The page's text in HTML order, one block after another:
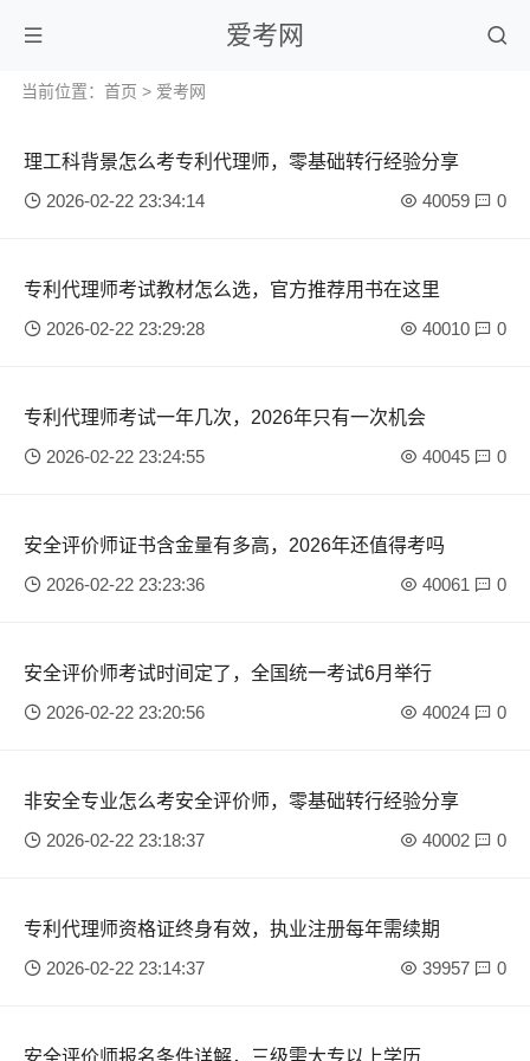
爱考网
当前位置： 首页 > 爱考网
理工科背景怎么考专利代理师，零基础转行经验分享
2026-02-22 23:34:14
40059 0
专利代理师考试教材怎么选，官方推荐用书在这里
2026-02-22 23:29:28
40010 0
专利代理师考试一年几次，2026年只有一次机会
2026-02-22 23:24:55
40045 0
安全评价师证书含金量有多高，2026年还值得考吗
2026-02-22 23:23:36
40061 0
安全评价师考试时间定了，全国统一考试6月举行
2026-02-22 23:20:56
40024 0
非安全专业怎么考安全评价师，零基础转行经验分享
2026-02-22 23:18:37
40002 0
专利代理师资格证终身有效，执业注册每年需续期
2026-02-22 23:14:37
39957 0
安全评价师报名条件详解，三级需大专以上学历